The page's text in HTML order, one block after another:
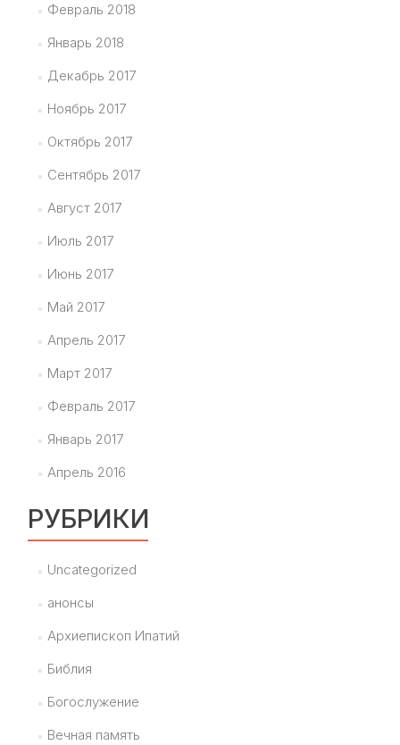
Февраль 2018
Январь 2018
Декабрь 2017
Ноябрь 2017
Октябрь 2017
Сентябрь 2017
Август 2017
Июль 2017
Июнь 2017
Май 2017
Апрель 2017
Март 2017
Февраль 2017
Январь 2017
Апрель 2016
РУБРИКИ
Uncategorized
анонсы
Архиепископ Ипатий
Библия
Богослужение
Вечная память